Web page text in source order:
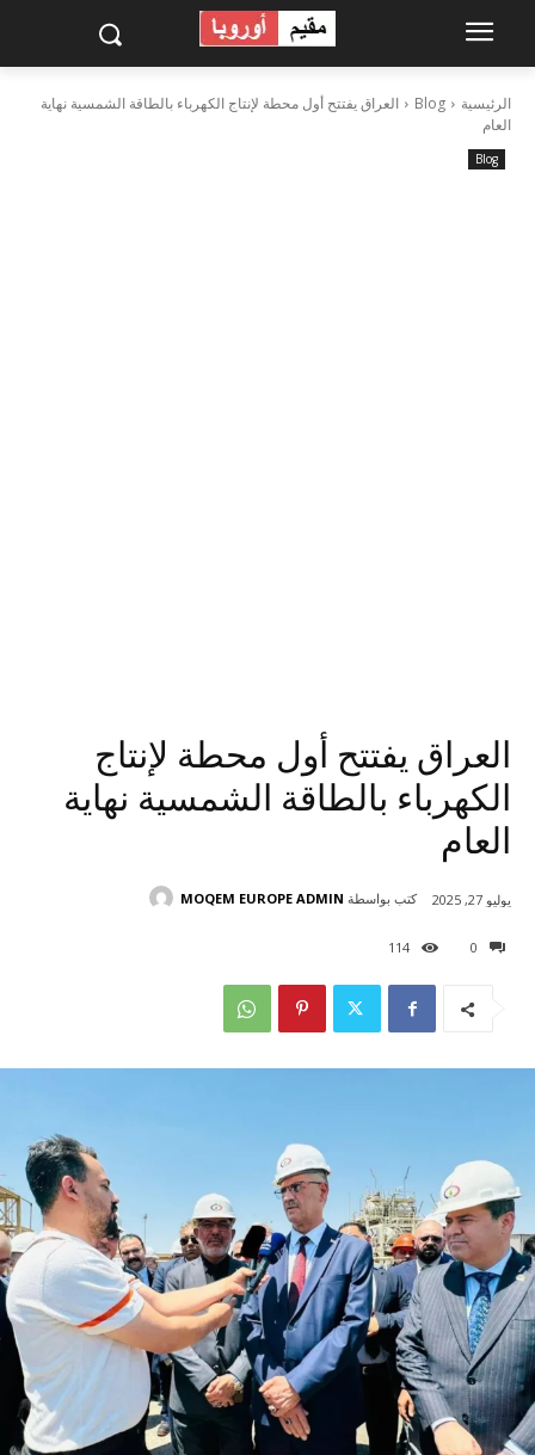
الرئيسية Blog
العراق يفتتح أول محطة لإنتاج الكهرباء بالطاقة الشمسية نهاية
العام
Blog
العراق يفتتح أول محطة لإنتاج
الكهرباء بالطاقة الشمسية نهاية
العام
0
114
يوليو 27, 2025 كتب بواسطة MOQEM EUROPE ADMIN